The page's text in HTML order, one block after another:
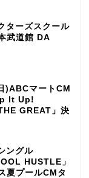
ターズスクール
武道館 DA
)ABCマートCM
It Up!
GREAT」決
ングル
HUSTLE」
夏プールCMタ